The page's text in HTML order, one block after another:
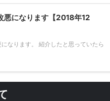
悪になります【2018年12
なります。 紹介したと思っていたら